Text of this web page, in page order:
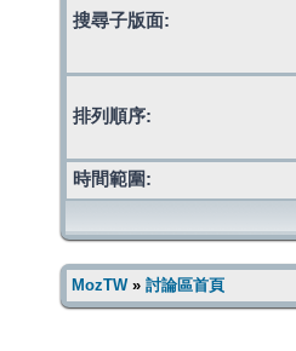
搜尋子版面:
排列順序:
時間範圍:
MozTW» 討論區首頁